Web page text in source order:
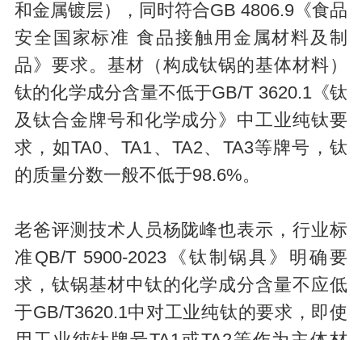
和金属镀层），同时符合GB 4806.9《食品
安全国家标准 食品接触用金属材料及制
品》要求。基材（构成钛锅的基体材料）
钛的化学成分含量不低于GB/T 3620.1《钛
及钛合金牌号和化学成分》中工业纯钛要
求，如TA0、TA1、TA2、TA3等牌号，钛
的质量分数一般不低于98.6%。
老爸评测技术人员杨陇峰也表示，行业标
准QB/T 5900-2023《钛制锅具》明确要
求，钛锅基材中钛的化学成分含量不应低
于GB/T3620.1中对工业纯钛的要求，即使